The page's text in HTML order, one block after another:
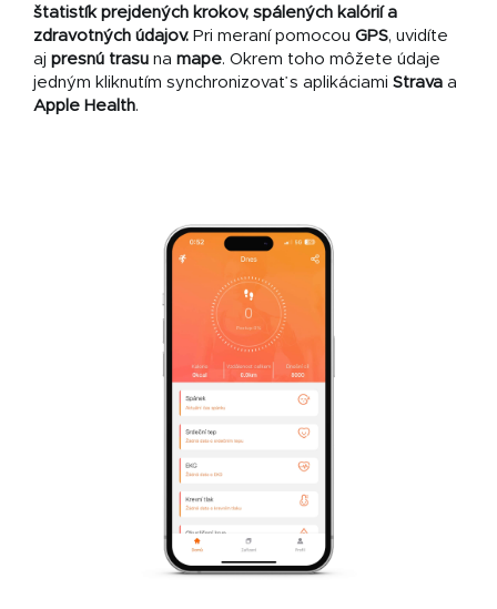
štatistík prejdených krokov, spálených kalórií a
zdravotných údajov. Pri meraní pomocou GPS, uvidíte
aj presnú trasu na mape. Okrem toho môžete údaje
jedným kliknutím synchronizovať s aplikáciami Strava a
Apple Health.